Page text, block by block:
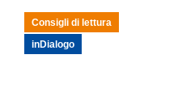
Consigli di lettura
inDialogo